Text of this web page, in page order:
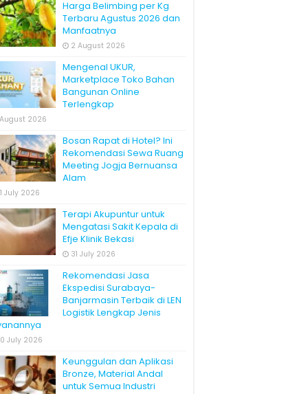
Harga Belimbing per Kg
Terbaru Agustus 2026 dan
Manfaatnya
2 August 2026
Mengenal UKUR,
Marketplace Toko Bahan
Bangunan Online
Terlengkap
August 2026
Bosan Rapat di Hotel? Ini
Rekomendasi Sewa Ruang
Meeting Jogja Bernuansa
Alam
July 2026
Terapi Akupuntur untuk
Mengatasi Sakit Kepala di
Efje Klinik Bekasi
31 July 2026
Rekomendasi Jasa
Ekspedisi Surabaya-
Banjarmasin Terbaik di LEN
Logistik Lengkap Jenis
July 2026
Keunggulan dan Aplikasi
Bronze, Material Andal
untuk Semua Industri